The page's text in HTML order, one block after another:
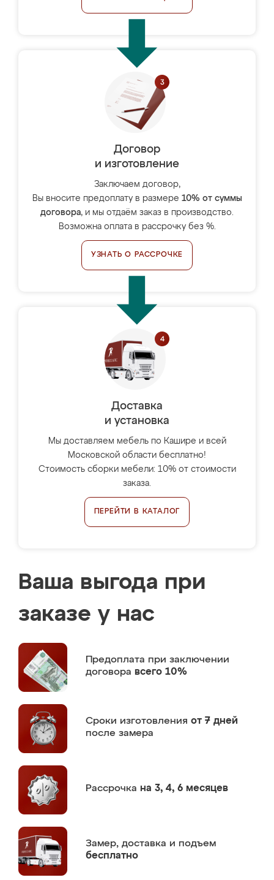
Договор
и изготовление
Заключаем договор,
Вы вносите предоплату в размере 10% от суммы
договора, и мы отдаём заказ в производство.
Возможна оплата в рассрочку без %.
УЗНАТЬ О РАССРОЧКЕ
Доставка
и установка
Мы доставляем мебель по Кашире и всей
Московской области бесплатно!
Стоимость сборки мебели: 10% от стоимости
заказа.
ПЕРЕЙТИ В КАТАЛОГ
Ваша выгода при
заказе у нас
Предоплата при заключении
договора всего 10%
Сроки изготовления от 7 дней
после замера
Рассрочка на 3, 4, 6 месяцев
Замер, доставка и подъем
бесплатно